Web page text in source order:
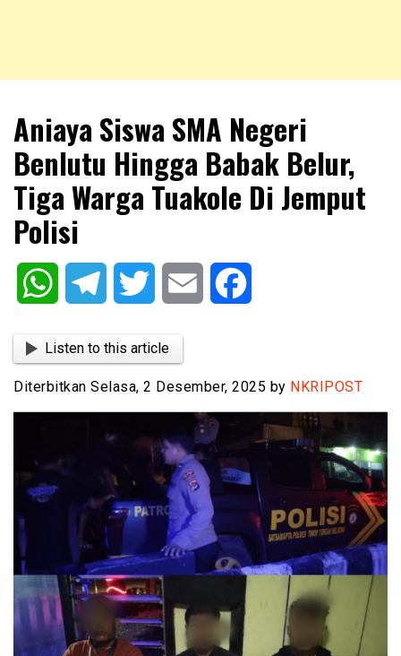
NKRIPOST
Aniaya Siswa SMA Negeri
Benlutu Hingga Babak Belur,
Tiga Warga Tuakole Di Jemput
Polisi
WhatsAppTelegram Twitter Email
Listen to this article
Diterbitkan Selasa, 2 Desember, 2025 by NKRIPOST